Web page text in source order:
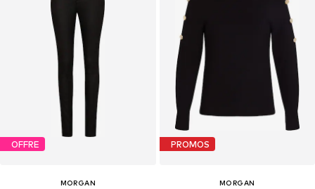
OFFRE
MORGAN
PROMOS
MORGAN